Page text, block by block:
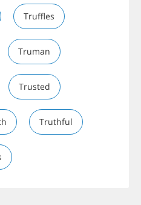
Truffles
Truman
Trusted
Truthful